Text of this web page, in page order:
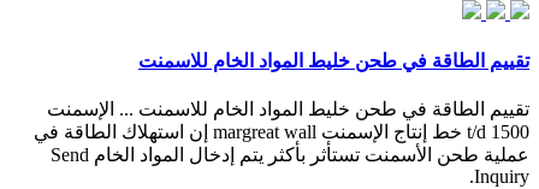
تقييم الطاقة في طحن خليط المواد الخام للاسمنت
تقييم الطاقة في طحن خليط المواد الخام للاسمنت ... الإسمنت
1500 t/d خط إنتاج الإسمنت margreat wall إن استهلاك الطاقة في
عملية طحن الأسمنت تستأثر بأكثر يتم إدخال المواد الخام Send
Inquiry.